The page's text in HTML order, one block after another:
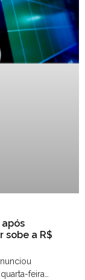
sobe a R$
feira